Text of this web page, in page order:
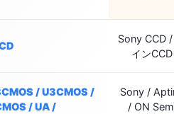
Sony CCD /
インCCD
/ U3CMOS /
/ UA /
Sony /
/ ON